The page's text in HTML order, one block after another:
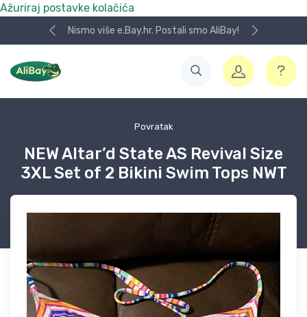
Ažuriraj postavke kolačića
Nismo više e.Bay.hr. Postali smo AliBay!
Povratak
NEW Altar’d State AS Revival Size
3XL Set of 2 Bikini Swim Tops NWT